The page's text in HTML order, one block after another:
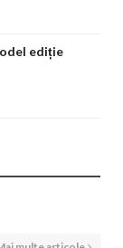
ediție